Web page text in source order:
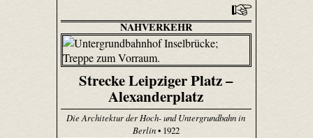
NAHVERKEHR
Strecke Leipziger Platz –
Alexanderplatz
Die Architektur der Hoch- und Untergrundbahn in
Berlin• 1922